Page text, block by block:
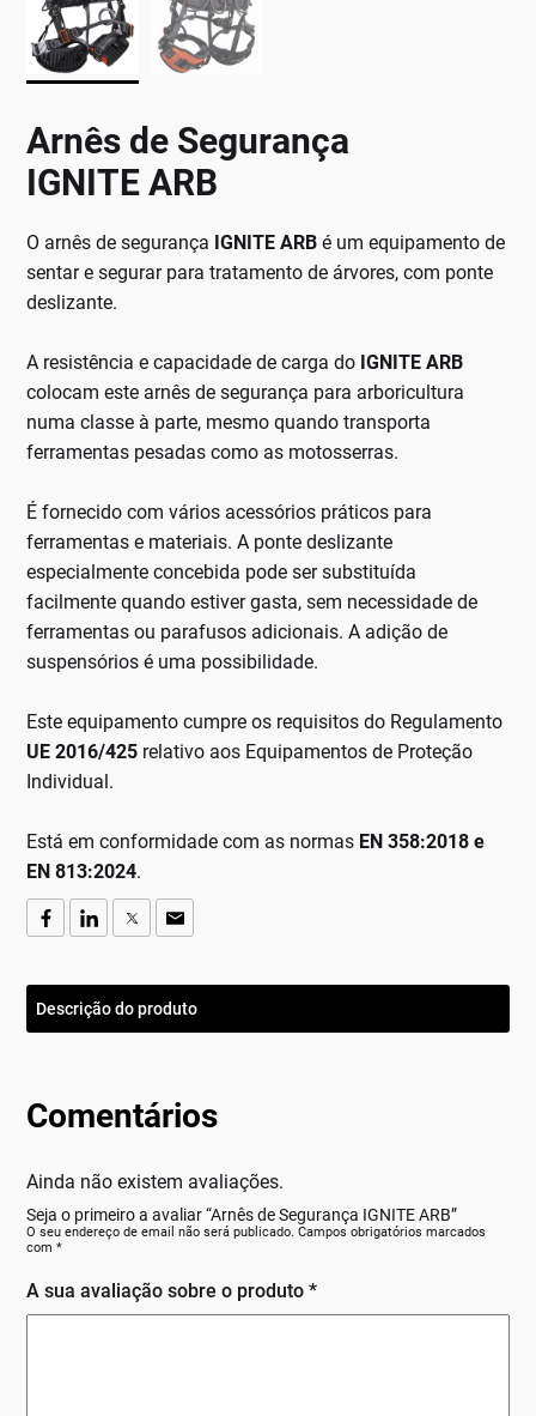
Arnês de Segurança
IGNITE ARB
O arnês de segurança IGNITE ARBé um equipamento de
sentar e segurar para tratamento de árvores, com ponte
deslizante.
A resistência e capacidade de carga do IGNITE ARB
colocam este arnês de segurança para arboricultura
numa classe à parte, mesmo quando transporta
ferramentas pesadas como as motosserras.
É fornecido com vários acessórios práticos para
ferramentas e materiais. A ponte deslizante
especialmente concebida pode ser substituída
facilmente quando estiver gasta, sem necessidade de
ferramentas ou parafusos adicionais. A adição de
suspensórios é uma possibilidade.
Este equipamento cumpre os requisitos do Regulamento
UE 2016/425 relativo aos Equipamentos de Proteção
Individual.
Está em conformidade com as normas EN 358:2018 e
EN 813:2024.
Descrição do produto
Comentários
Ainda não existem avaliações.
Seja o primeiro a avaliar “Arnês de Segurança IGNITE ARB”
O seu endereço de email não será publicado. Campos obrigatórios marcados
com*
A sua avaliação sobre o produto*